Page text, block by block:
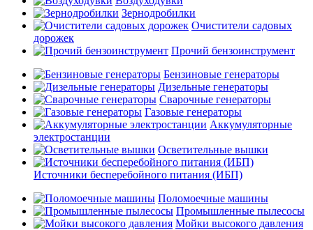
Зернодробилки
Очистители садовых
дорожек
Прочий бензоинструмент
Бензиновые генераторы
Дизельные генераторы
Сварочные генераторы
Газовые генераторы
Аккумуляторные
электростанции
Осветительные вышки
Источники бесперебойного питания (ИБП)
Поломоечные машины
Промышленные пылесосы
Мойки высокого давления